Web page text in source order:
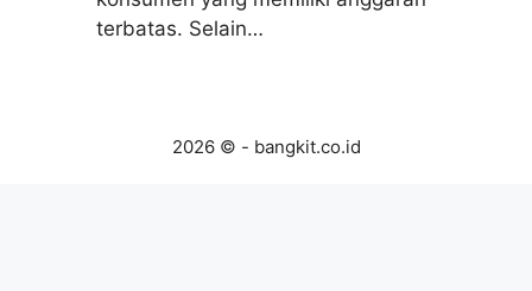
terbatas. Selain…
2026 © - bangkit.co.id